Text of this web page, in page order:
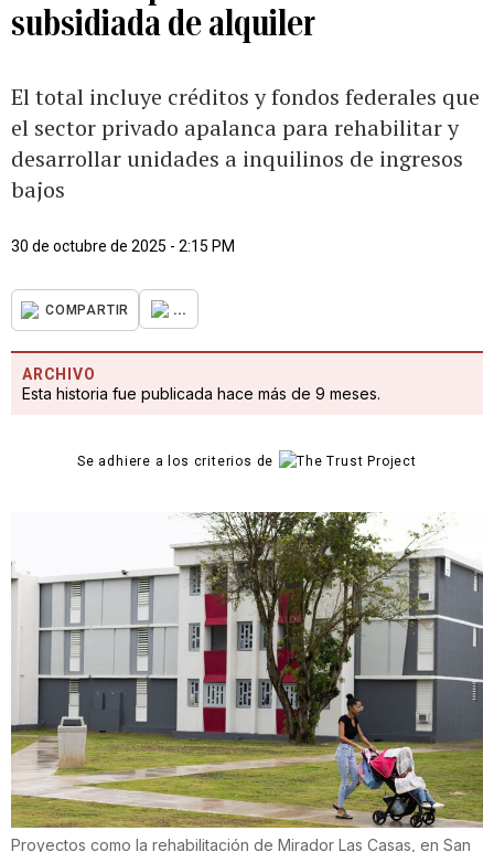
subsidiada de alquiler
El total incluye créditos y fondos federales que
el sector privado apalanca para rehabilitar y
desarrollar unidades a inquilinos de ingresos
bajos
30 de octubre de 2025 - 2:15 PM
COMPARTIR ...
ARCHIVO
Esta historia fue publicada hace más de 9 meses.
Se adhiere a los criterios de
Proyectos como la rehabilitación de Mirador Las Casas, en San